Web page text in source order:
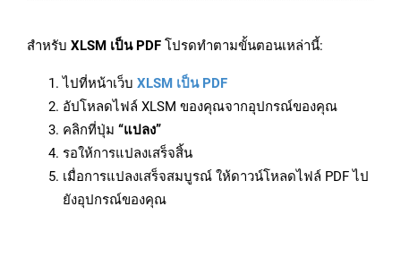
สำหรับ XLSM เป็น PDF โปรดทำตามขั้นตอนเหล่านี้:
ไปที่หน้าเว็บ XLSM เป็น PDF
อัปโหลดไฟล์ XLSM ของคุณจากอุปกรณ์ของคุณ
คลิกที่ปุ่ม “แปลง”
รอให้การแปลงเสร็จสิ้น
เมื่อการแปลงเสร็จสมบูรณ์ ให้ดาวน์โหลดไฟล์ PDF ไป
ยังอุปกรณ์ของคุณ